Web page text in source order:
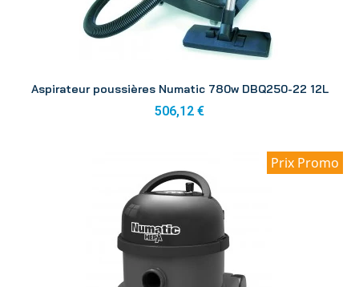
Aspirateur poussières Numatic 780w DBQ250-22 12L
506,12 €
Prix Promo